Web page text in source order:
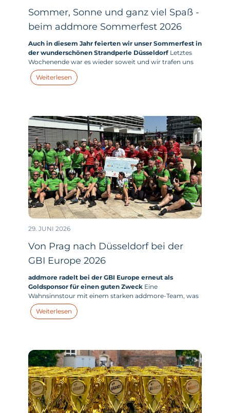
Sommer, Sonne und ganz viel Spaß -
beim addmore Sommerfest 2026
Auch in diesem Jahr feierten wir unser Sommerfest in
der wunderschönen Strandperle DüsseldorfLetztes
Wochenende war es wieder soweit und wir trafen uns
mit allen addmores - und zahlreichen addmore Kids -
zum großen addmore Sommerfest in der Strandperle
Weiterlesen
29. JUNI 2026
Von Prag nach Düsseldorf bei der
GBI Europe 2026
addmore radelt bei der GBI Europe erneut als
Goldsponsor für einen guten ZweckEine
Wahnsinnstour mit einem starken addmore-Team, was
kein Virus klein kriegt. Von 10 Grad und Regen bis 30
Grad und Sonne. Immer Richtung Westen mit teilweise
Weiterlesen